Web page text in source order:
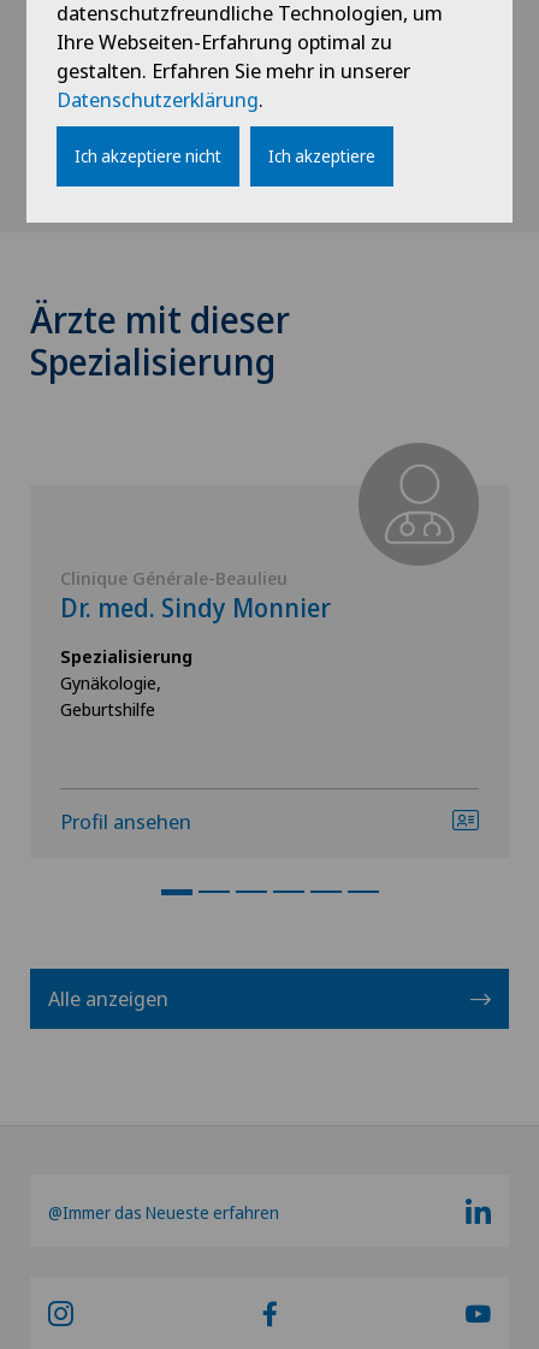
1989
Diplôme de Docteur en médecine (Hongrie)
Ärzte mit dieser
Spezialisierung
Clinique Générale-Beaulieu
Dr. med. Sindy Monnier
Spezialisierung
Gynäkologie,
Geburtshilfe
Profil ansehen
Alle anzeigen
@Immer das Neueste erfahren
datenschutzfreundliche Technologien, um
Ihre Webseiten-Erfahrung optimal zu
gestalten. Erfahren Sie mehr in unserer
Datenschutzerklärung.
Ich akzeptiere nicht Ich akzeptiere